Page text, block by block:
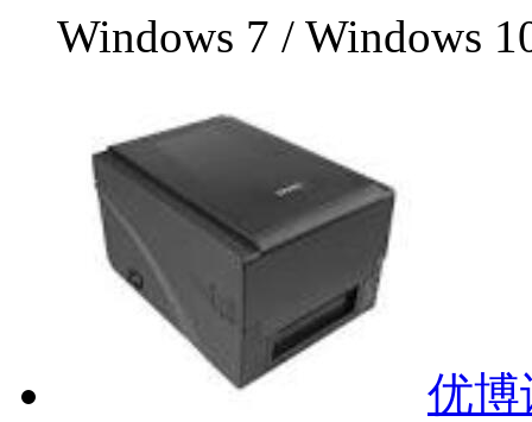
Windows 7 / Windows
优博